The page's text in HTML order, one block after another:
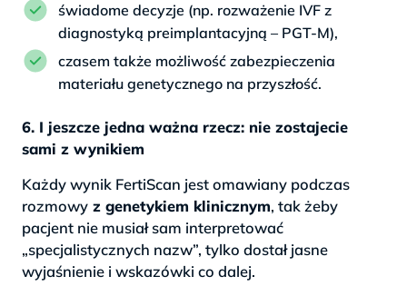
świadome decyzje (np. rozważenie IVF z
diagnostyką preimplantacyjną – PGT-M),
czasem także możliwość zabezpieczenia
materiału genetycznego na przyszłość.
6. I jeszcze jedna ważna rzecz: nie zostajecie
sami z wynikiem
Każdy wynik FertiScan jest omawiany podczas
rozmowy z genetykiem klinicznym, tak żeby
pacjent nie musiał sam interpretować
„specjalistycznych nazw”, tylko dostał jasne
wyjaśnienie i wskazówki co dalej.